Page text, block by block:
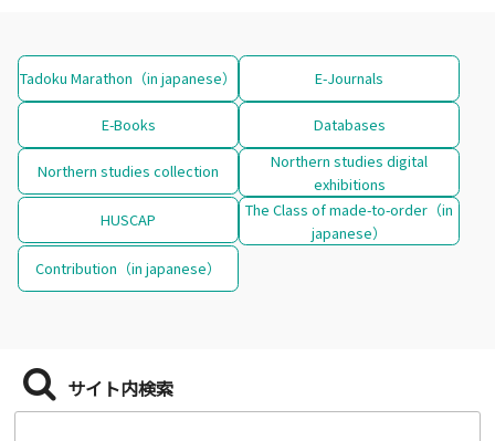
Tadoku Marathon（in japanese） E-Journals
E-Books Databases
Northern studies collection
Northern studies digital
exhibitions
HUSCAP
The Class of made-to-order（in
japanese）
Contribution（in japanese）
サイト内検索